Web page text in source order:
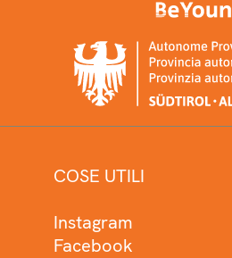
COSE UTILI
Instagram
Facebook